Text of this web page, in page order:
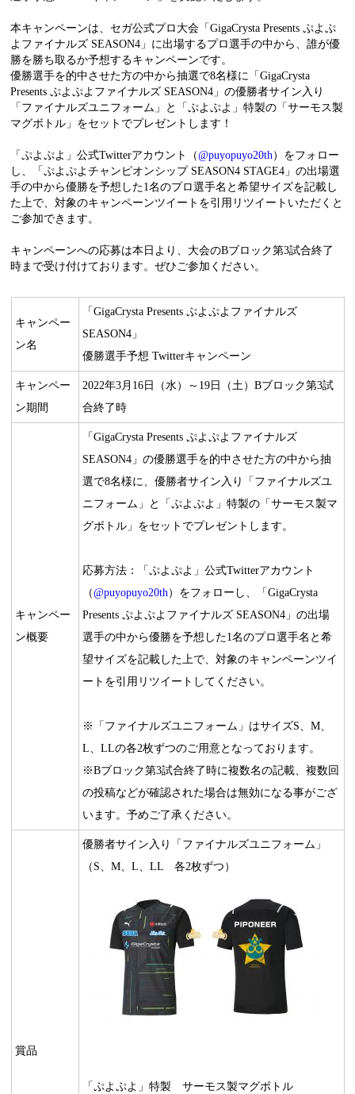
本キャンペーンは、セガ公式プロ大会「GigaCrysta Presents ぷよぷ
よファイナルズ SEASON4」に出場するプロ選手の中から、誰が優
勝を勝ち取るか予想するキャンペーンです。
優勝選手を的中させた方の中から抽選で8名様に「GigaCrysta
Presents ぷよぷよファイナルズ SEASON4」の優勝者サイン入り
「ファイナルズユニフォーム」と「ぷよぷよ」特製の「サーモス製
マグボトル」をセットでプレゼントします！
「ぷよぷよ」公式Twitterアカウント（@puyopuyo20th）をフォロー
し、「ぷよぷよチャンピオンシップ SEASON4 STAGE4」の出場選
手の中から優勝を予想した1名のプロ選手名と希望サイズを記載し
た上で、対象のキャンペーンツイートを引用リツイートいただくと
ご参加できます。
キャンペーンへの応募は本日より、大会のBブロック第3試合終了
時まで受け付けております。ぜひご参加ください。
キャンペー
ン名
「GigaCrysta Presents ぷよぷよファイナルズ
SEASON4」
優勝選手予想 Twitterキャンペーン
キャンペー
ン期間
2022年3月16日（水）～19日（土）Bブロック第3試
合終了時
キャンペー
ン概要
「GigaCrysta Presents ぷよぷよファイナルズ
SEASON4」の優勝選手を的中させた方の中から抽
選で8名様に、優勝者サイン入り「ファイナルズユ
ニフォーム」と「ぷよぷよ」特製の「サーモス製マ
グボトル」をセットでプレゼントします。
応募方法：「ぷよぷよ」公式Twitterアカウント
（@puyopuyo20th ）をフォローし、「GigaCrysta
Presents ぷよぷよファイナルズ SEASON4」の出場
選手の中から優勝を予想した1名のプロ選手名と希
望サイズを記載した上で、対象のキャンペーンツイ
ートを引用リツイートしてください。
※「ファイナルズユニフォーム」はサイズS、M、
L、LLの各2枚ずつのご用意となっております。
※Bブロック第3試合終了時に複数名の記載、複数回
の投稿などが確認された場合は無効になる事がござ
います。予めご了承ください。
賞品
優勝者サイン入り「ファイナルズユニフォーム」
（S、M、L、LL 各2枚ずつ）
「ぷよぷよ」特製 サーモス製マグボトル